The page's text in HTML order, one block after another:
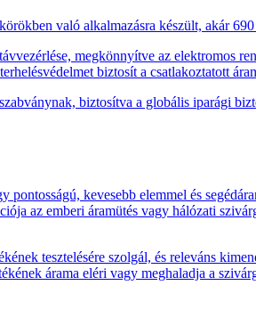
való alkalmazásra készült, akár
megkönnyítve az elektromos
biztosít a csatlakoztatott
biztosítva a globális iparági
kevesebb elemmel és
az emberi áramütés vagy hálózati
tesztelésére szolgál, és releváns
árama eléri vagy meghaladja a